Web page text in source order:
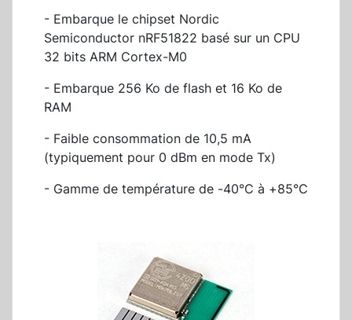
- Embarque le chipset Nordic
Semiconductor nRF51822 basé sur un CPU
32 bits ARM Cortex-M0
- Embarque 256 Ko de flash et 16 Ko de
RAM
- Faible consommation de 10,5 mA
(typiquement pour 0 dBm en mode Tx)
- Gamme de température de -40°C à +85°C